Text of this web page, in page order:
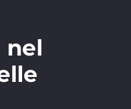
nel